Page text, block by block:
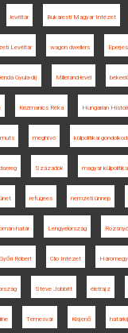
levéltár Bukaresti Magyar Intézet
Levéltár wagon dwellers Eperjes
Gyula-díj Millerand-levél
Krizmanics Réka Hungarian
meghívó külpolitikai
Századok magyar
refugees nemzeti ünnep
határ Lengyelország Rozsnyó
Győri Róbert Clio Intézet
Steve Jobbitt életrajz
Temesvár Kisjenő